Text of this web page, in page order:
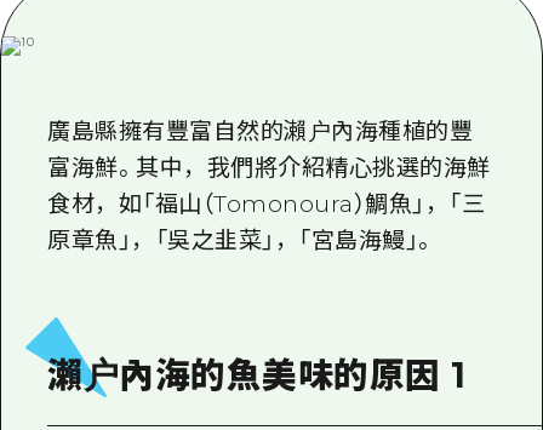
學習·體驗
標準
歷史·文化
東山口
短途旅行
半天
2晚3天
愛媛
島根
設施擁堵
超值遊覽門票
行李寄存及運送服務
面向外國遊客的街角旅遊信息中心
廣島縣擁有豐富自然的瀨户內海種植的豐
富海鮮。其中，我們將介紹精心挑選的海鮮
食材，如「福山（Tomonoura）鯛魚」，「三
原章魚」，「吳之韭菜」，「宮島海鰻」。
瀨户內海的魚美味的原因 1